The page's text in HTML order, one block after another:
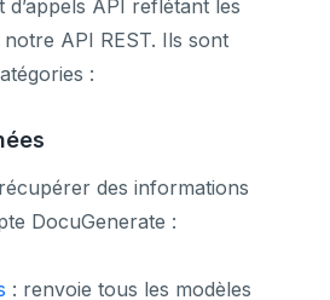
API reflétant les
API REST. Ils sont
:
des informations
DocuGenerate :
: renvoie tous les modèles